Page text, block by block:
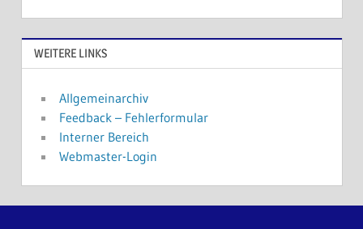
WEITERE LINKS
Allgemeinarchiv
Feedback – Fehlerformular
Interner Bereich
Webmaster-Login